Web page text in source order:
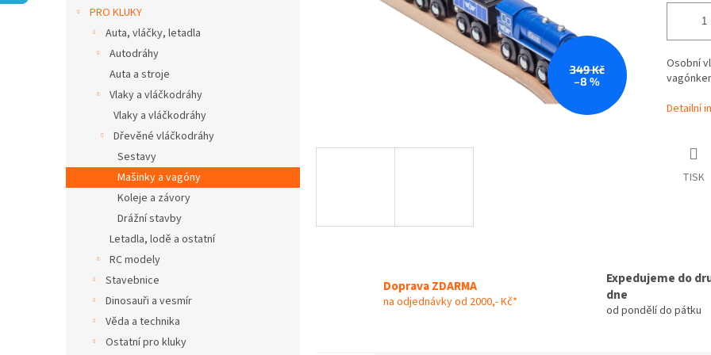
PRO KLUKY
Auta, vláčky, letadla
Autodráhy
Auta a stroje
Vlaky a vláčkodráhy
Vlaky a vláčkodráhy
Dřevěné vláčkodráhy
Sestavy
Mašinky a vagóny
Koleje a závory
Drážní stavby
Letadla, lodě a ostatní
RC modely
Stavebnice
Dinosauři a vesmír
Věda a technika
Ostatní pro kluky
349 Kč
–8 %
Osobní
Detailní
TISK
Doprava ZDARMA
na odjednávky od 2000,- Kč*
Expedujeme do
dne
od pondělí do pátku